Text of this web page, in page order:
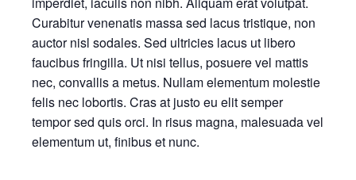
Curabitur venenatis massa sed lacus tristique, non
auctor nisl sodales. Sed ultricies lacus ut libero
faucibus fringilla. Ut nisi tellus, posuere vel mattis
nec, convallis a metus. Nullam elementum molestie
felis nec lobortis. Cras at justo eu elit semper
tempor sed quis orci. In risus magna, malesuada vel
elementum ut, finibus et nunc.